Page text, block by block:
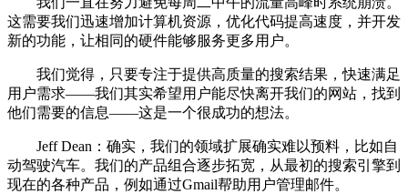
这需要我们迅速增加计算机资源，优化代码提高速度，并开发
新的功能，让相同的硬件能够服务更多用户。
我们觉得，只要专注于提供高质量的搜索结果，快速满足
用户需求——我们其实希望用户能尽快离开我们的网站，找到
他们需要的信息——这是一个很成功的想法。
Jeff Dean：确实，我们的领域扩展确实难以预料，比如自
动驾驶汽车。我们的产品组合逐步拓宽，从最初的搜索引擎到
现在的各种产品，例如通过Gmail帮助用户管理邮件。